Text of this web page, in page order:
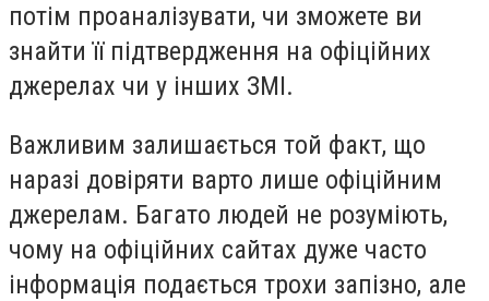
потім проаналізувати, чи зможете ви
знайти її підтвердження на офіційних
джерелах чи у інших ЗМІ.
Важливим залишається той факт, що
наразі довіряти варто лише офіційним
джерелам. Багато людей не розуміють,
чому на офіційних сайтах дуже часто
інформація подається трохи запізно, але